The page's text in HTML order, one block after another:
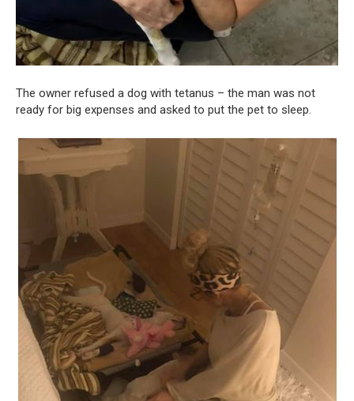
The owner refused a dog with tetanus – the man was not
ready for big expenses and asked to put the pet to sleep.